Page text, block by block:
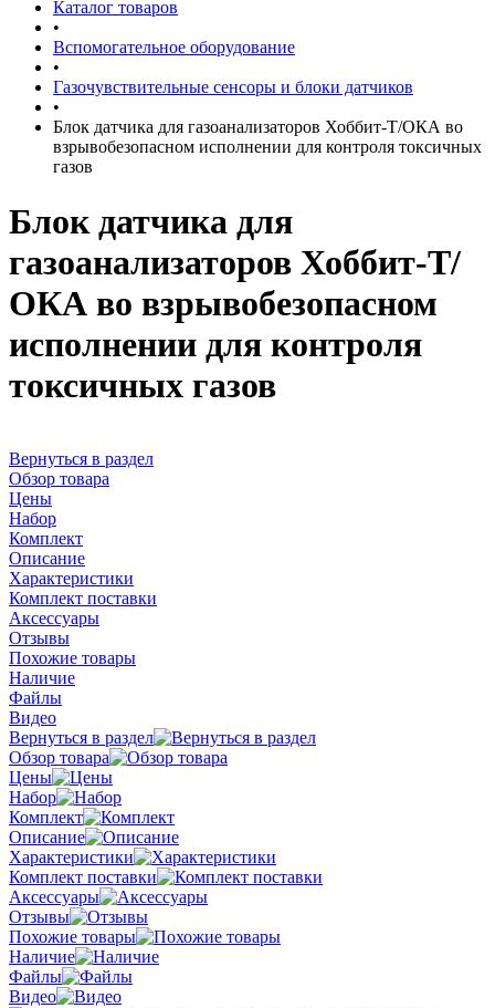
Каталог товаров
•
Вспомогательное оборудование
•
Газочувствительные сенсоры и блоки датчиков
•
Блок датчика для газоанализаторов Хоббит-Т/ОКА во
взрывобезопасном исполнении для контроля токсичных
газов
Блок датчика для
газоанализаторов Хоббит-Т/
ОКА во взрывобезопасном
исполнении для контроля
токсичных газов
Вернуться в раздел
Обзор товара
Цены
Набор
Комплект
Описание
Характеристики
Комплект поставки
Аксессуары
Отзывы
Похожие товары
Наличие
Файлы
Видео
Вернуться в раздел
Обзор товара
Цены
Набор
Комплект
Описание
Характеристики
Комплект поставки
Аксессуары
Отзывы
Похожие товары
Наличие
Файлы
Видео